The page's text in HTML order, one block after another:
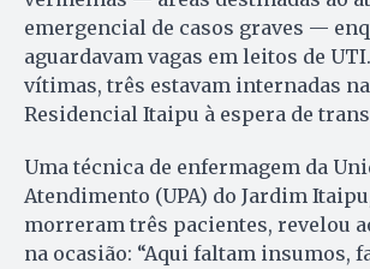
emergencial de casos graves —
aguardavam vagas em leitos de
vítimas, três estavam internadas na
Residencial Itaipu à espera de
Uma técnica de enfermagem da
Atendimento (UPA) do Jardim
morreram três pacientes, revelou
na ocasião: “Aqui faltam insumos,